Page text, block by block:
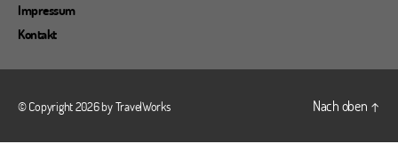
Impressum
Kontakt
© Copyright 2026 byTravelWorks Nach oben ↑